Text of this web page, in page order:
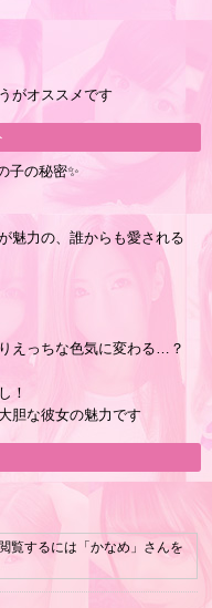
がオススメです
子の秘密✨
魅力の、誰からも愛される
えっちな色気に変わる…？
！
胆な彼女の魅力です
覧するには「かなめ」さんを